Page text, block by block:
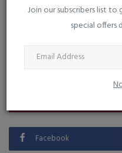
Join our subscribers list
special offers
VOTING POLL
Facebook